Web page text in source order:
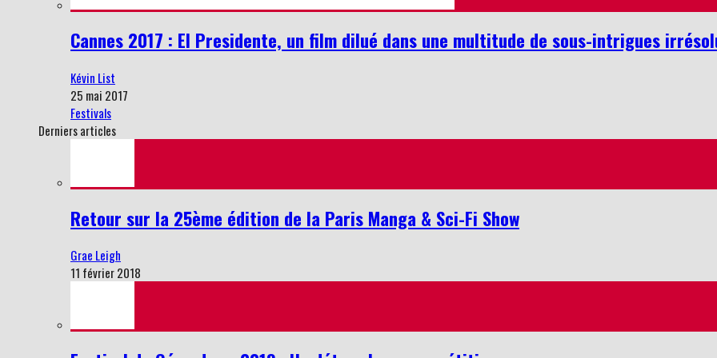
Cannes 2017 : El Presidente, un film dilué dans une multitude de sous-intrigues
Kévin List
25 mai 2017
Festivals
Derniers articles
Retour sur la 25ème édition de la Paris Manga & Sci-Fi Show
Grae Leigh
11 février 2018